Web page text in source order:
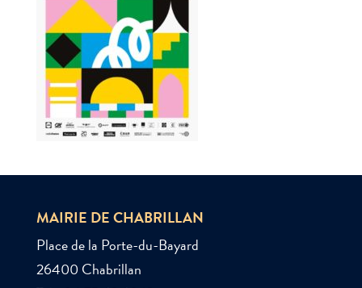
MAIRIE DE CHABRILLAN
Place de la Porte-du-Bayard
26400 Chabrillan